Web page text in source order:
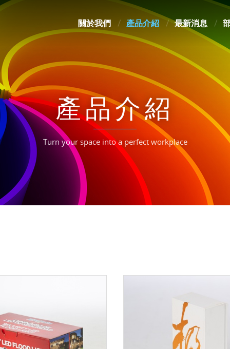
關於我們 產品介紹 最新消息
產品介紹
Turn your space into a perfect workplace